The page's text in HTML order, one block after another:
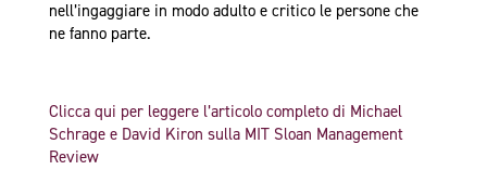
nell’ingaggiare in modo adulto e critico le persone che
ne fanno parte.
Clicca qui per leggere l’articolo completo di Michael
Schrage e David Kiron sulla MIT Sloan Management
Review